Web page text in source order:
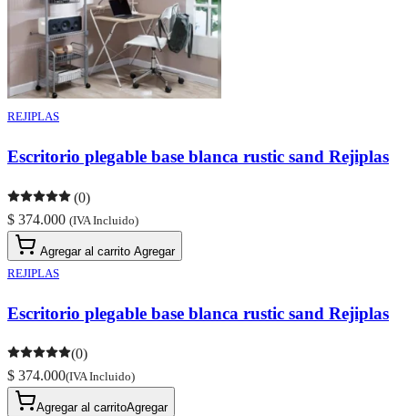
REJIPLAS
Escritorio plegable base blanca rustic sand Rejiplas
(0)
$ 374.000 (IVA Incluido)
Agregar al carrito Agregar
REJIPLAS
Escritorio plegable base blanca rustic sand Rejiplas
(0)
$ 374.000(IVA Incluido)
Agregar al carritoAgregar